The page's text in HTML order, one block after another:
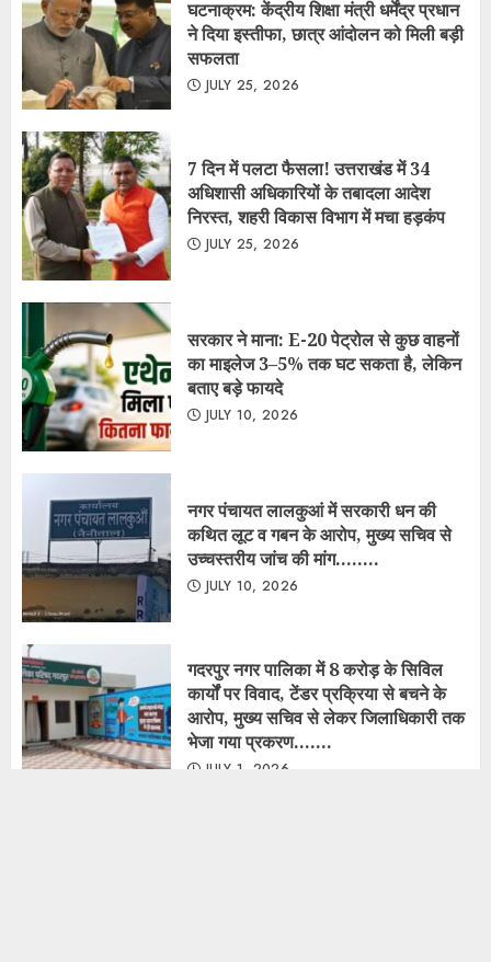
सरकार ने माना: E-20 पेट्रोल से कुछ वाहनों
का माइलेज 3–5% तक घट सकता है, लेकिन
बताए बड़े फायदे
नगर पंचायत लालकुआं में सरकारी धन की
कथित लूट व गबन के आरोप, मुख्य सचिव से
गदरपुर नगर पालिका में 8 करोड़ के सिविल
कार्यों पर विवाद, टेंडर प्रक्रिया से बचने के
आरोप, मुख्य सचिव से लेकर जिलाधिकारी तक
नगर पंचायत गूलरभोज में घोटोलेबाजों का नंगा
नाच
Copyright © All rights reserved.|ChromeNews